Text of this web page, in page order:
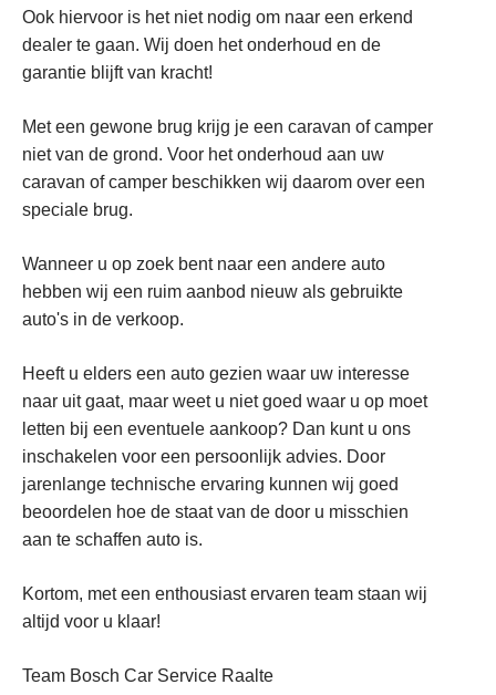
Ook hiervoor is het niet nodig om naar een erkend
dealer te gaan. Wij doen het onderhoud en de
garantie blijft van kracht!
Met een gewone brug krijg je een caravan of camper
niet van de grond. Voor het onderhoud aan uw
caravan of camper beschikken wij daarom over een
speciale brug.
Wanneer u op zoek bent naar een andere auto
hebben wij een ruim aanbod nieuw als gebruikte
auto's in de verkoop.
Heeft u elders een auto gezien waar uw interesse
naar uit gaat, maar weet u niet goed waar u op moet
letten bij een eventuele aankoop? Dan kunt u ons
inschakelen voor een persoonlijk advies. Door
jarenlange technische ervaring kunnen wij goed
beoordelen hoe de staat van de door u misschien
aan te schaffen auto is.
Kortom, met een enthousiast ervaren team staan wij
altijd voor u klaar!
Team Bosch Car Service Raalte